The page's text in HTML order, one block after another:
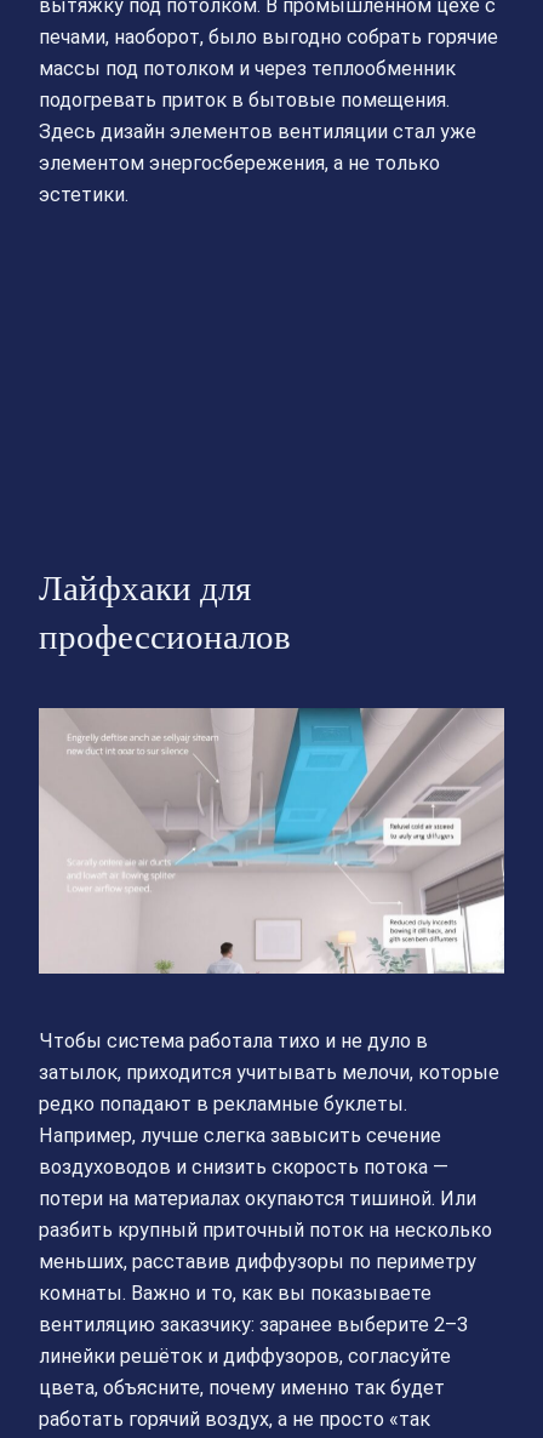
вытяжку под потолком. В промышленном цехе с
печами, наоборот, было выгодно собрать горячие
массы под потолком и через теплообменник
подогревать приток в бытовые помещения.
Здесь дизайн элементов вентиляции стал уже
элементом энергосбережения, а не только
эстетики.
Лайфхаки для
профессионалов
Чтобы система работала тихо и не дуло в
затылок, приходится учитывать мелочи, которые
редко попадают в рекламные буклеты.
Например, лучше слегка завысить сечение
воздуховодов и снизить скорость потока —
потери на материалах окупаются тишиной. Или
разбить крупный приточный поток на несколько
меньших, расставив диффузоры по периметру
комнаты. Важно и то, как вы показываете
вентиляцию заказчику: заранее выберите 2–3
линейки решёток и диффузоров, согласуйте
цвета, объясните, почему именно так будет
работать горячий воздух, а не просто «так